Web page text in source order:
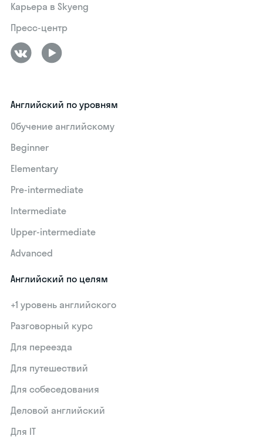
Карьера в Skyeng
Пресс-центр
Английский по уровням
Обучение английскому
Beginner
Elementary
Pre-intermediate
Intermediate
Upper-intermediate
Advanced
Английский по целям
+1 уровень английского
Разговорный курс
Для переезда
Для путешествий
Для собеседования
Деловой английский
Для IT